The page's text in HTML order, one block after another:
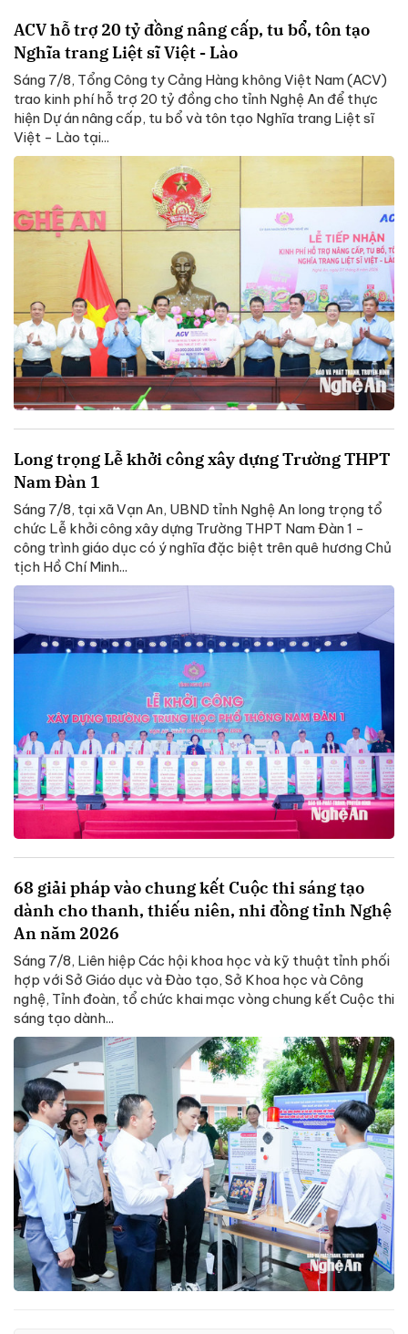
ACV hỗ trợ 20 tỷ đồng nâng cấp, tu bổ, tôn tạo
Nghĩa trang Liệt sĩ Việt - Lào
Sáng 7/8, Tổng Công ty Cảng Hàng không Việt Nam (ACV)
trao kinh phí hỗ trợ 20 tỷ đồng cho tỉnh Nghệ An để thực
hiện Dự án nâng cấp, tu bổ và tôn tạo Nghĩa trang Liệt sĩ
Việt - Lào tại...
Long trọng Lễ khởi công xây dựng Trường THPT
Nam Đàn 1
Sáng 7/8, tại xã Vạn An, UBND tỉnh Nghệ An long trọng tổ
chức Lễ khởi công xây dựng Trường THPT Nam Đàn 1 -
công trình giáo dục có ý nghĩa đặc biệt trên quê hương Chủ
tịch Hồ Chí Minh...
68 giải pháp vào chung kết Cuộc thi sáng tạo
dành cho thanh, thiếu niên, nhi đồng tỉnh Nghệ
An năm 2026
Sáng 7/8, Liên hiệp Các hội khoa học và kỹ thuật tỉnh phối
hợp với Sở Giáo dục và Đào tạo, Sở Khoa học và Công
nghệ, Tỉnh đoàn, tổ chức khai mạc vòng chung kết Cuộc thi
sáng tạo dành...